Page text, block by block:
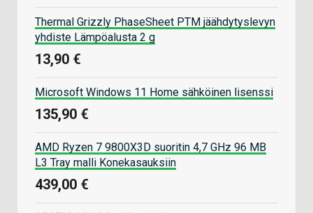
Thermal Grizzly PhaseSheet PTM jäähdytyslevyn
yhdiste Lämpöalusta 2 g
13,90 €
Microsoft Windows 11 Home sähköinen lisenssi
135,90 €
AMD Ryzen 7 9800X3D suoritin 4,7 GHz 96 MB
L3 Tray malli Konekasauksiin
439,00 €